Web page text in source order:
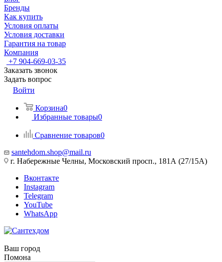
Бренды
Как купить
Условия оплаты
Условия доставки
Гарантия на товар
Компания
+7 904-669-03-35
Заказать звонок
Задать вопрос
Войти
Корзина0
Избранные товары0
Сравнение товаров0
santehdom.shop@mail.ru
г. Набережные Челны, Московский просп., 181А (27/15А)
Вконтакте
Instagram
Telegram
YouTube
WhatsApp
Ваш город
Помона